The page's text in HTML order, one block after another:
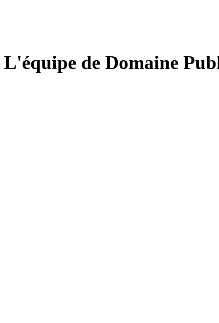
L'équipe de Domaine